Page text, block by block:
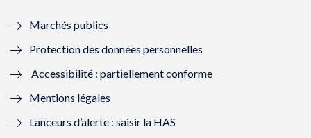
n
ê
t
r
n
ê
ê
t
ê
Marchés publics
Protection des données personnelles
Accessibilité : partiellement conforme
Mentions légales
Lanceurs d’alerte : saisir la HAS